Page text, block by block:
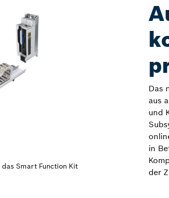
Smart Function Kit
Das
aus
und
in
der